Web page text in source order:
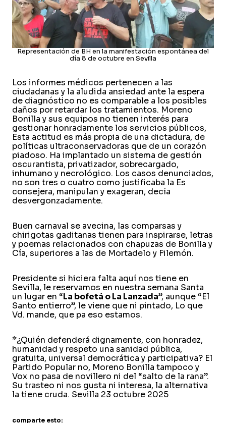
Representación de BH en la manifestación espontánea del
día 8 de octubre en Sevilla
Los informes médicos pertenecen a las
ciudadanas y la aludida ansiedad ante la espera
de diagnóstico no es comparable a los posibles
daños por retardar los tratamientos. Moreno
Bonilla y sus equipos no tienen interés para
gestionar honradamente los servicios públicos,
Esta actitud es más propia de una dictadura, de
políticas ultraconservadoras que de un corazón
piadoso. Ha implantado un sistema de gestión
oscurantista, privatizador, sobrecargado,
inhumano y necrológico. Los casos denunciados,
no son tres o cuatro como justificaba la Es
consejera, manipulan y exageran, decía
desvergonzadamente.
Buen carnaval se avecina, las comparsas y
chirigotas gaditanas tienen para inspirarse, letras
y poemas relacionados con chapuzas de Bonilla y
Cía, superiores a las de Mortadelo y Filemón.
Presidente si hiciera falta aquí nos tiene en
Sevilla, le reservamos en nuestra semana Santa
un lugar en “La bofetá o La Lanzada”, aunque “El
Santo entierro”, le viene que ni pintado, Lo que
Vd. mande, que pa eso estamos.
*¿Quién defenderá dignamente, con honradez,
humanidad y respeto una sanidad pública,
gratuita, universal democrática y participativa? El
Partido Popular no, Moreno Bonilla tampoco y
Vox no pasa de novillero ni del “salto de la rana”.
Su trasteo ni nos gusta ni interesa, la alternativa
la tiene cruda. Sevilla 23 octubre 2025
comparte esto: